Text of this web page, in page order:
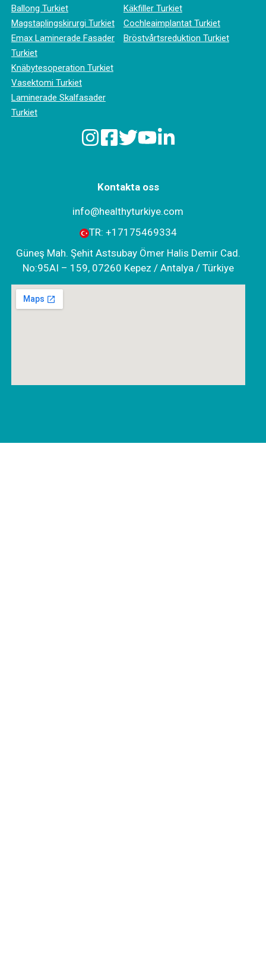
Ballong Turkiet
Magstaplingskirurgi Turkiet
Emax Laminerade Fasader
Turkiet
Knäbytesoperation Turkiet
Vasektomi Turkiet
Laminerade Skalfasader
Turkiet
Käkfiller Turkiet
Cochleaimplantat Turkiet
Bröstvårtsreduktion Turkiet
Kontakta oss
info@healthyturkiye.com
TR: +‪17175469334‬
Güneş Mah. Şehit Astsubay Ömer Halis Demir Cad.
No:95AI – 159, 07260 Kepez / Antalya / Türkiye